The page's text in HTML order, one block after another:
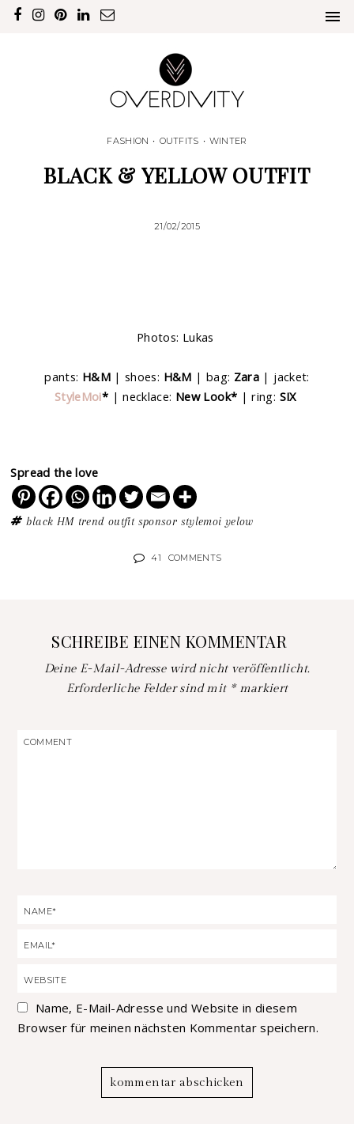
FASHION • OUTFITS • WINTER
BLACK & YELLOW OUTFIT
21/02/2015
Photos: Lukas
pants: H&M| shoes: H&M | bag: Zara | jacket:
StyleMoi* | necklace: New Look* | ring: SIX
Spread the love
black HM trend outfit sponsor stylemoi yelow
41 COMMENTS
SCHREIBE EINEN KOMMENTAR
Deine E-Mail-Adresse wird nicht veröffentlicht.
Erforderliche Felder sind mit *markiert
Name, E-Mail-Adresse und Website in diesem
Browser für meinen nächsten Kommentar speichern.